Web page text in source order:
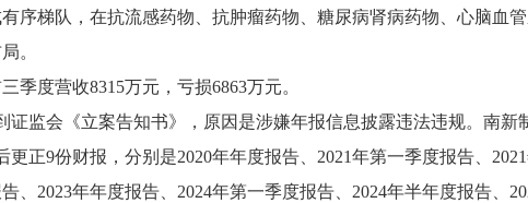
序梯队，在抗流感药物、抗肿瘤药物、糖尿病肾病药物、心脑血
。
季度营收8315万元，亏损6863万元。
证监会《立案告知书》，原因是涉嫌年报信息披露违法违规。南新
正9份财报，分别是2020年年度报告、2021年第一季度报告、
、2023年年度报告、2024年第一季度报告、2024年半年度报告、